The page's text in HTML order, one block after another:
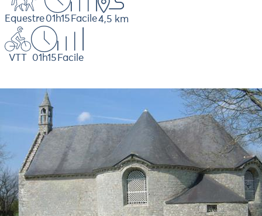
Equestre 01h15 Facile
VTT 01h15 Facile
4,5 km